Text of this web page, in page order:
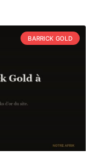
BARRICK GOLD